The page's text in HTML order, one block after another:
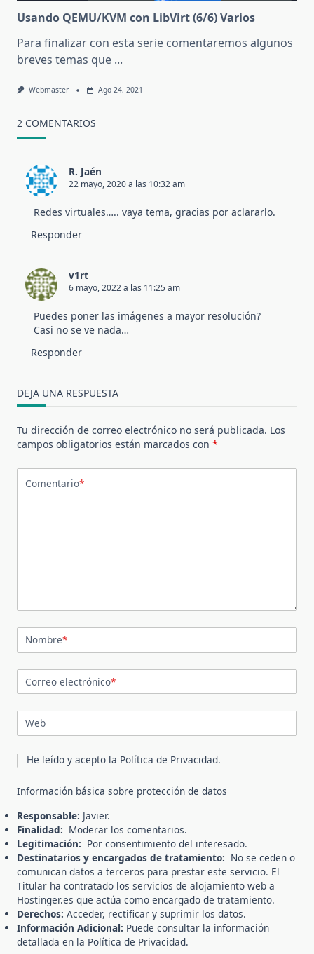
Usando QEMU/KVM con LibVirt (6/6) Varios
Para finalizar con esta serie comentaremos algunos
breves temas que ...
Webmaster Ago 24, 2021
2 COMENTARIOS
R. Jaén
22 mayo, 2020 a las 10:32 am
Redes virtuales….. vaya tema, gracias por aclararlo.
Responder
v1rt
6 mayo, 2022 a las 11:25 am
Puedes poner las imágenes a mayor resolución?
Casi no se ve nada…
Responder
DEJA UNA RESPUESTA
Tu dirección de correo electrónico no será publicada. Los
campos obligatorios están marcados con *
Comentario*
Nombre*
Correo electrónico*
Web
He leído y acepto la Política de Privacidad.
Información básica sobre protección de datos
Responsable: Javier.
Finalidad: Moderar los comentarios.
Legitimación: Por consentimiento del interesado.
Destinatarios y encargados de tratamiento: No se ceden o
comunican datos a terceros para prestar este servicio. El
Titular ha contratado los servicios de alojamiento web a
Hostinger.es que actúa como encargado de tratamiento.
Derechos: Acceder, rectificar y suprimir los datos.
Información Adicional: Puede consultar la información
detallada en la Política de Privacidad.